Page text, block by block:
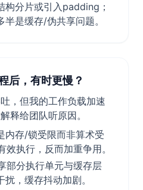
构分片或引入padding；
是缓存/伪共享问题。
后，有时更慢？
，但我的工作负载加速
释给团队听原因。
内存/锁受限而非算术受
效执行，反而加重争用。
部分执行单元与缓存层
，缓存抖动加剧。